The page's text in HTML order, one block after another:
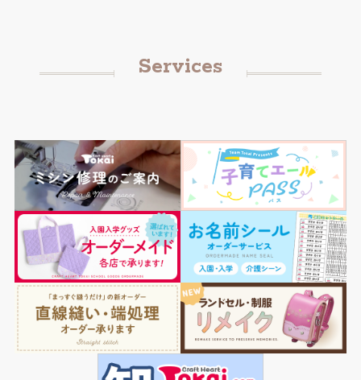
Services